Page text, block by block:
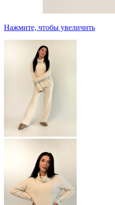
Нажмите, чтобы увеличить